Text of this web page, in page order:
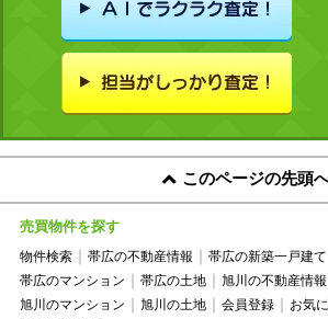
このページの先頭
売買物件を探す
物件検索 帯広の不動産情報 帯広の新築一戸建て
帯広のマンション
帯広の土地 旭川の不動産情報
旭川のマンション
旭川の土地 会員登録
お気